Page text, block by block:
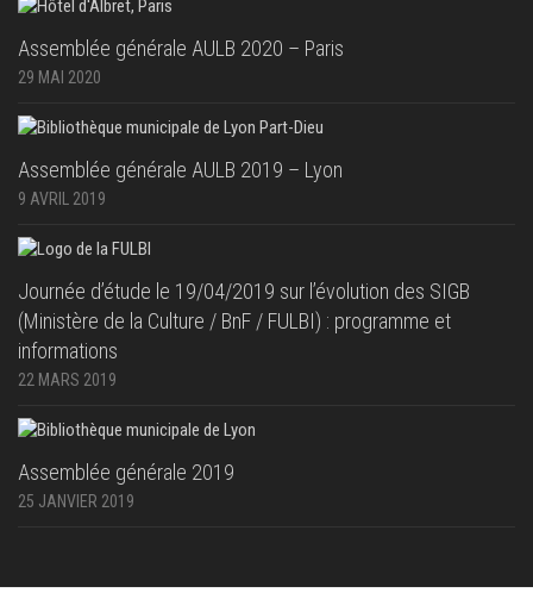
Assemblée générale AULB 2020 – Paris
29 MAI 2020
Assemblée générale AULB 2019 – Lyon
9 AVRIL 2019
Journée d’étude le 19/04/2019 sur l’évolution des SIGB
(Ministère de la Culture / BnF / FULBI) : programme et
informations
22 MARS 2019
Assemblée générale 2019
25 JANVIER 2019